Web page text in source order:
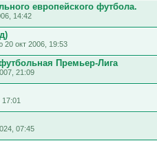
европейского футбола.
14:42
окт 2006, 19:53
Премьер-Лига
21:09
07:45